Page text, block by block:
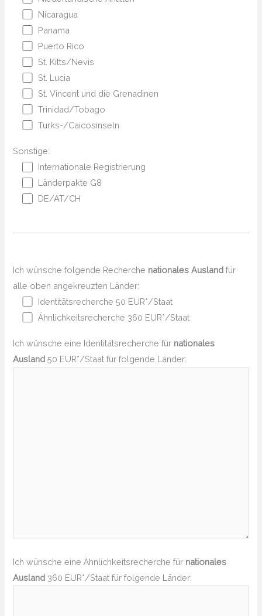
Nicaragua
Panama
Puerto Rico
St. Kitts/Nevis
St. Lucia
St. Vincent und die Grenadinen
Trinidad/Tobago
Turks-/Caicosinseln
Sonstige:
Internationale Registrierung
Länderpakte G8
DE/AT/CH
Ich wünsche folgende Recherche nationales Ausland für
alle oben angekreuzten Länder:
Identitätsrecherche 50 EUR*/Staat
Ähnlichkeitsrecherche 360 EUR*/Staat
Ich wünsche eine Identitätsrecherche für nationales
Ausland 50 EUR*/Staat für folgende Länder:
Ich wünsche eine Ähnlichkeitsrecherche für nationales
Ausland 360 EUR*/Staat für folgende Länder: